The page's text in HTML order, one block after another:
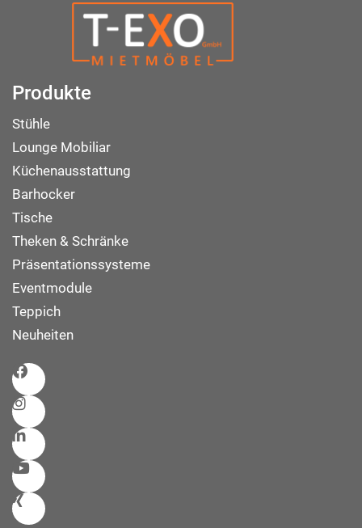
Produkte
Stühle
Lounge Mobiliar
Küchenausstattung
Barhocker
Tische
Theken & Schränke
Präsentationssysteme
Eventmodule
Teppich
Neuheiten